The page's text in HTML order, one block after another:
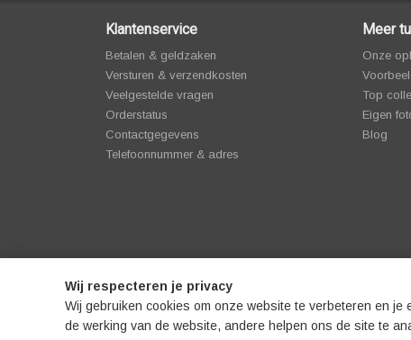
Klantenservice
Betalen & geldzaken
Versturen & verzendkosten
Veelgestelde vragen
Orderstatus
Contactgegevens
Telefoonnummer & adres
Meer
Onze
Top
Eigen
Blog
© 2008-2026 Teun's Tuinposters |
Wij respecteren je privacy
Wij gebruiken cookies om onze website te verbeteren en
de werking van de website, andere helpen ons de site te